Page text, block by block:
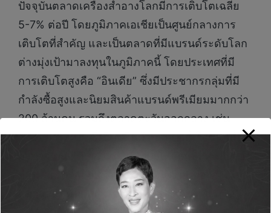
ปัจจุบันตลาดเครื่องสำอางโลกมีการเติบโตเฉลี่ย
5-7% ต่อปี โดยภูมิภาคเอเชียเป็นศูนย์กลางการ
เติบโตที่สำคัญ และเป็นตลาดที่มีแบรนด์ระดับโลก
ต่างมุ่งเป้ามาลงทุนในภูมิภาคนี้ โดยประเทศที่มี
การเติบโตสูงคือ “อินเดีย” ซึ่งมีประชากรกลุ่มที่มี
กำลังซื้อสูงและนิยมสินค้าแบรนด์พรีเมียมมากกว่า
200 ล้านคน รวมถึงตลาดตะวันออกกลาง เช่น
ซาอุดีอาระเบีย ซึ่งนิยมสินค้ากลุ่มบอดี้ โลชั่น เพื่อ
ผิวขาว ขณะที่ประเทศไทยทุกวันนี้ถือเป็นศูนย์กลาง
การผลิต หรือฮับเครื่องสำอางอันดับ 1 ของอาเซียน
และอันดับต้นๆ ของเอเชีย เป็นรองเพียงญี่ปุ่นและ